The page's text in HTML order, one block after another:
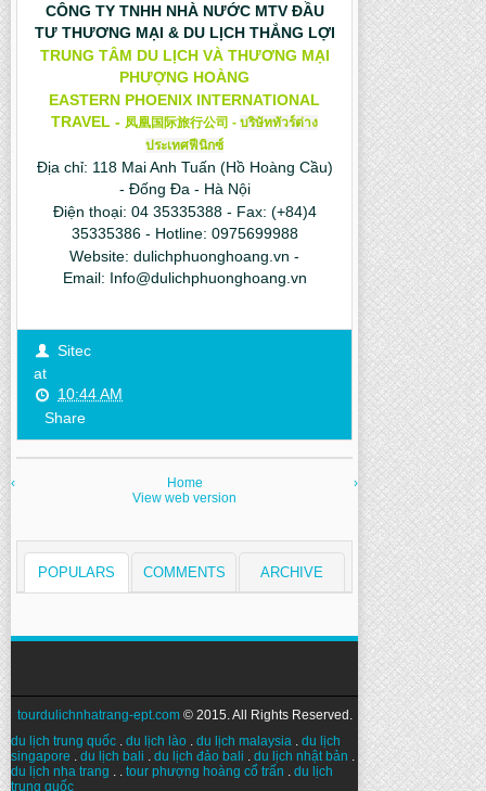
CÔNG TY TNHH NHÀ NƯỚC MTV ĐẦU
TƯ THƯƠNG MẠI & DU LỊCH THẮNG LỢI
TRUNG TÂM DU LỊCH VÀ THƯƠNG MẠI
PHƯỢNG HOÀNG
EASTERN PHOENIX INTERNATIONAL
TRAVEL - 凤凰国际旅行公司 - บริษัททัวร์ต่าง
ประเทศฟีนิกซ์
Địa chỉ: 118 Mai Anh Tuấn (Hồ Hoàng Cầu)
- Đống Đa - Hà Nội
Điện thoại: 04 35335388 - Fax: (+84)4
35335386 - Hotline: 0975699988
Website: dulichphuonghoang.vn -
Email: Info@dulichphuonghoang.vn
Sitec
at
10:44 AM
Share
‹ ›
Home
View web version
POPULARS COMMENTS ARCHIVE
tourdulichnhatrang-ept.com© 2015. All Rights Reserved.
du lịch trung quốc
du lịch lào du lịch malaysia
du lịch
singapore
du lịch bali du lịch đảo bali du lịch nhật bản
du lịch nha trang
tour phượng hoàng cổ trấn
du lịch
trung quốc